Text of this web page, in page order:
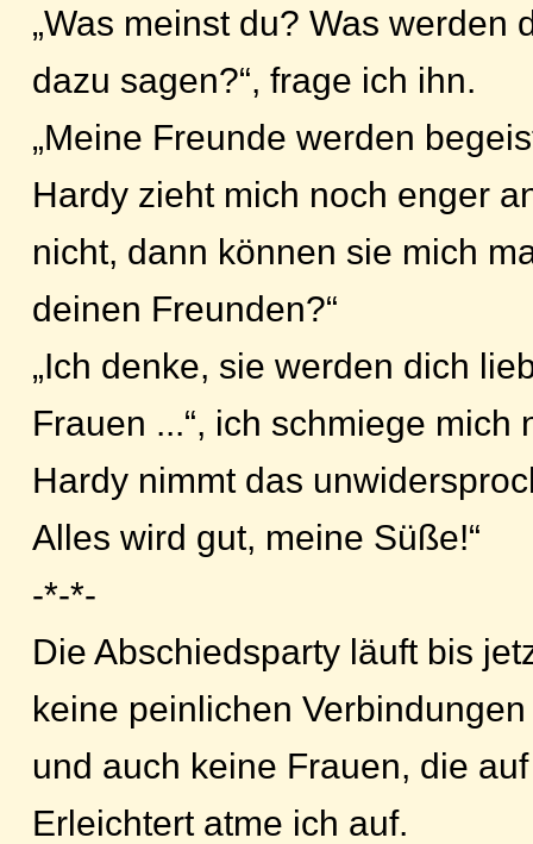
„Was meinst du? Was werden
dazu sagen?“, frage ich ihn.
„Meine Freunde werden
Hardy zieht mich noch enger
nicht, dann können sie mich
deinen Freunden?“
„Ich denke, sie werden dich
Frauen ...“, ich schmiege mich
Hardy nimmt das
Alles wird gut, meine Süße!“
-*-*-
Die Abschiedsparty läuft bis
keine peinlichen
und auch keine Frauen, die
Erleichtert atme ich auf.